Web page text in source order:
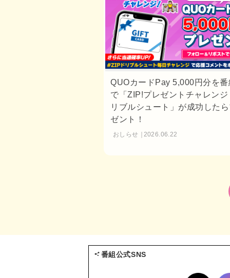
QUOカードPay 5,000円分を番
で「ZIP!プレゼントチャレンジ
リブルシュート」が成功した
ゼント！
おしらせ 2026.06.22
番組公式SNS